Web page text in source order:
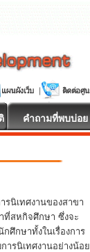
คำถามที่พบบ่อย
นิเทศงานของสาขา
ที่สหกิจศึกษา ซึ่งจะ
ศึกษาทั้งในเรื่องการ
รนิเทศงานอย่างน้อย